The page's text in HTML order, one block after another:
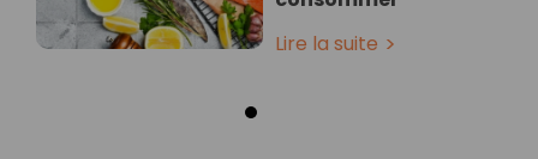
Lire la suite